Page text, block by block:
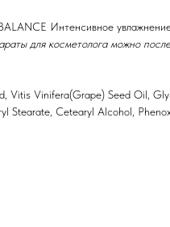
Интенсивное
для косметолога можно
Vitis Vinifera(Grape) Seed Oil,
Stearate, Cetearyl Alcohol,